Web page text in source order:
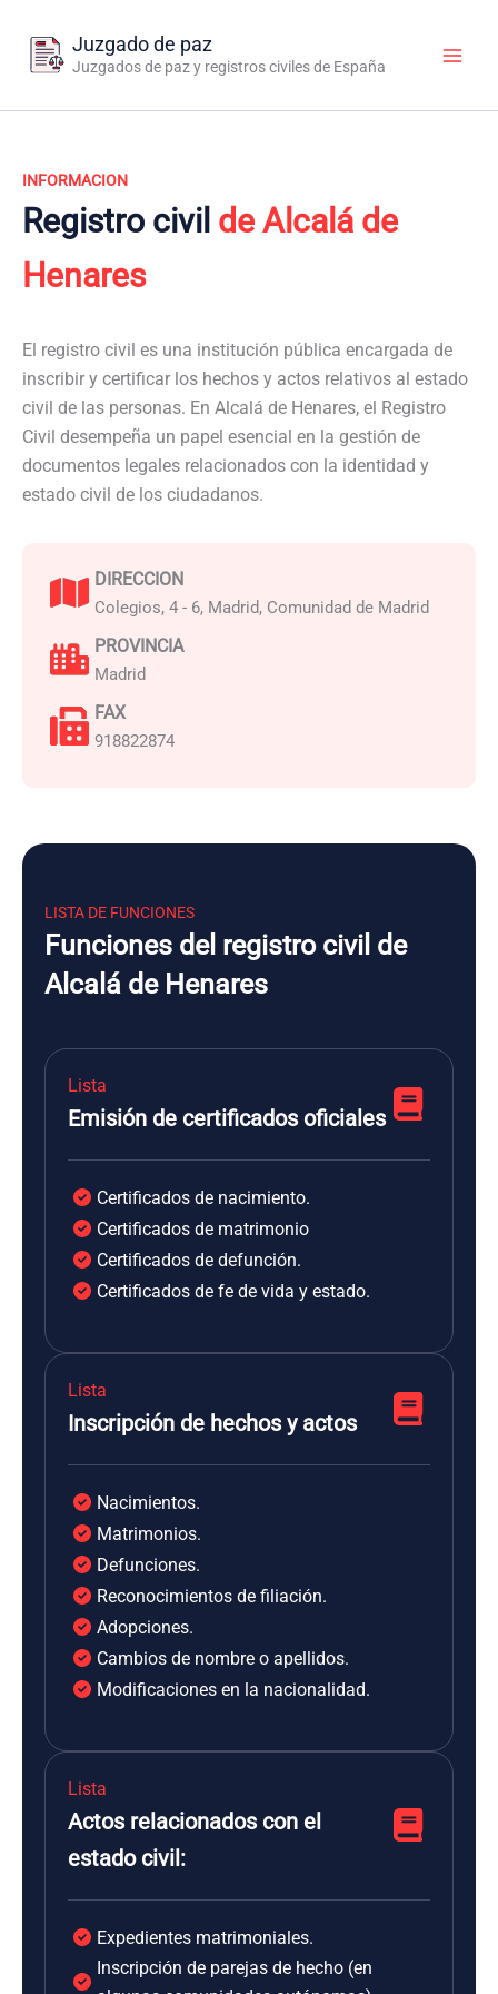
contenido
Juzgado de paz
Juzgados de paz y registros civiles de España
INFORMACION
Registro civil de Alcalá de
Henares
El registro civil es una institución pública encargada de
inscribir y certificar los hechos y actos relativos al estado
civil de las personas. En Alcalá de Henares, el Registro
Civil desempeña un papel esencial en la gestión de
documentos legales relacionados con la identidad y
estado civil de los ciudadanos.
DIRECCION
Colegios, 4 - 6, Madrid, Comunidad de Madrid
PROVINCIA
Madrid
FAX
918822874
LISTA DE FUNCIONES
Funciones del registro civil de
Alcalá de Henares
Lista
Emisión de certificados oficiales
Certificados de nacimiento.
Certificados de matrimonio
Certificados de defunción.
Certificados de fe de vida y estado.
Lista
Inscripción de hechos y actos
Nacimientos.
Matrimonios.
Defunciones.
Reconocimientos de filiación.
Adopciones.
Cambios de nombre o apellidos.
Modificaciones en la nacionalidad.
Lista
Actos relacionados con el
estado civil:
Expedientes matrimoniales.
Inscripción de parejas de hecho (en